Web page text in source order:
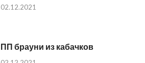
02.12.2021
ПП брауни из кабачков